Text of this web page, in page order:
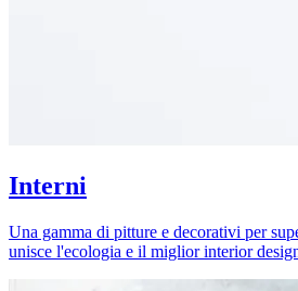
Interni
Una gamma di pitture e decorativi per
unisce l'ecologia e il miglior interior